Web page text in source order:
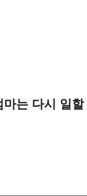
는 다시 일